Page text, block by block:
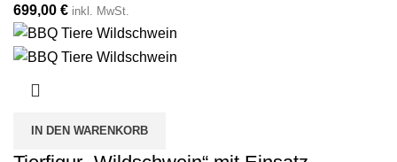
699,00 € inkl. MwSt.
IN DEN WARENKORB